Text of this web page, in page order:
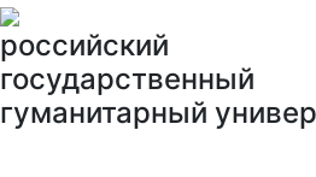
российский
государственный
гуманитарный